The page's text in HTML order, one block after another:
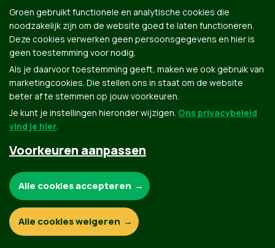
© Copyright Groen 2026 | Gemaakt met NationBuilder
Groen gebruikt functionele en analytische cookies die
noodzakelijk zijn om de website goed te laten functioneren.
Deze cookies verwerken geen persoonsgegevens en hier is
geen toestemming voor nodig.
Als je daarvoor toestemming geeft, maken we ook gebruik van
marketingcookies. Die stellen ons in staat om de website
beter af te stemmen op jouw voorkeuren.
Je kunt je instellingen hieronder wijzigen. Ons privacybeleid
vind je hier.
Voorkeuren aanpassen
Functionele en analytische cookies:
Alle cookies accepteren
Alle cookies weigeren